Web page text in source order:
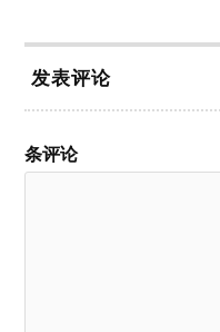
发表评论
条评论